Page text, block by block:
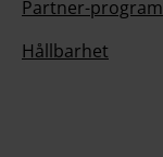
Partner-program
Hållbarhet